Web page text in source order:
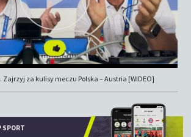
za kulisy meczu Polska – Austria [WIDEO]
SPORT